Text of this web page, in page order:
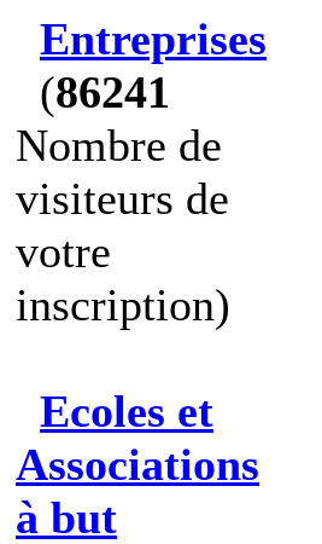
Entreprises
(86241
Nombre de
visiteurs de
votre
inscription)
Ecoles et
Associations
à but